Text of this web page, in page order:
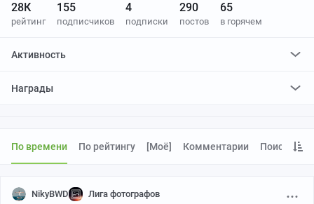
28К
рейтинг
155
подписчиков
4
подписки
290
постов
65
в горячем
Активность
отредактировал
Награды
По времени По рейтингу [моё] Комментарии Поиск
NikyBWD Лига фотографов